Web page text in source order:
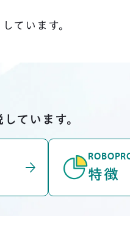
ています。
ています。
arrow_forward 特徴